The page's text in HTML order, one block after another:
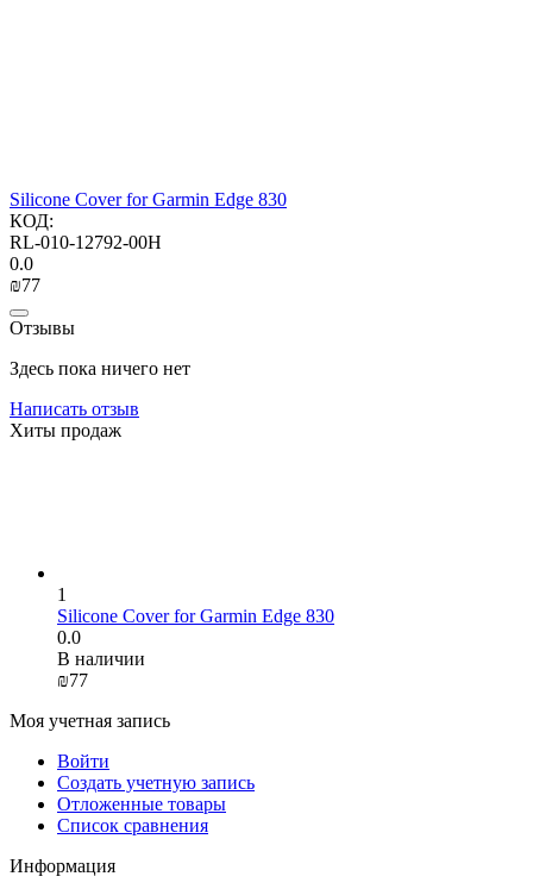
Silicone Cover for Garmin Edge 830
КОД:
RL-010-12792-00H
0.0
₪‍77‍
Отзывы
Здесь пока ничего нет
Написать отзыв
Хиты продаж
1
Silicone Cover for Garmin Edge 830
0.0
В наличии
₪‍77‍
Моя учетная запись
Войти
Создать учетную запись
Отложенные товары
Список сравнения
Информация